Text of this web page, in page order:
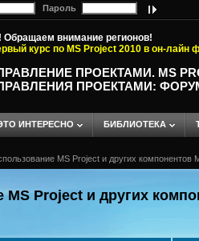
Пароль
Обращаем внимание регионов!
курс по MS Project 2010 в он-лайн
ПРОЕКТАМИ. MS
ПРОЕКТАМИ:
ИНТЕРЕСНО БИБЛИОТЕКА
MS Project и других компонентов
MS Project и других